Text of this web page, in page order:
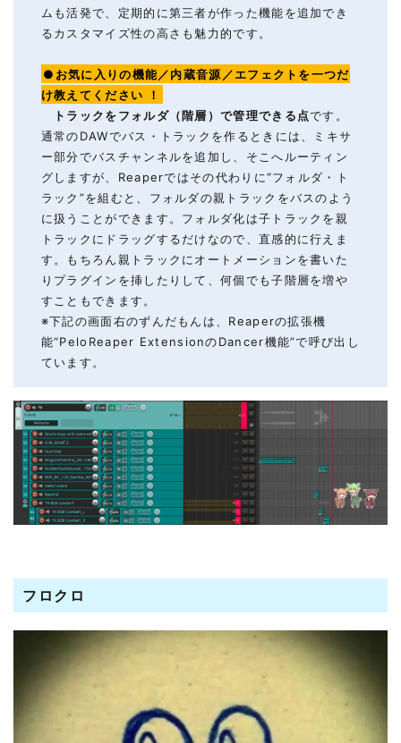
ムも活発で、定期的に第三者が作った機能を追加でき
るカスタマイズ性の高さも魅力的です。
●お気に入りの機能／内蔵音源／エフェクトを一つだ
け教えてください
！
トラックをフォルダ（階層）で管理できる点です。
通常のDAWでバス・トラックを作るときには、ミキサ
ー部分でバスチャンネルを追加し、そこへルーティン
グしますが、Reaperではその代わりに“フォルダ・ト
ラック”を組むと、フォルダの親トラックをバスのよう
に扱うことができます。フォルダ化は子トラックを親
トラックにドラッグするだけなので、直感的に行えま
す。もちろん親トラックにオートメーションを書いた
りプラグインを挿したりして、何個でも子階層を増や
すこともできます。
※下記の画面右のずんだもんは、Reaperの拡張機
能“PeloReaper ExtensionのDancer機能”で呼び出し
ています。
フロクロ